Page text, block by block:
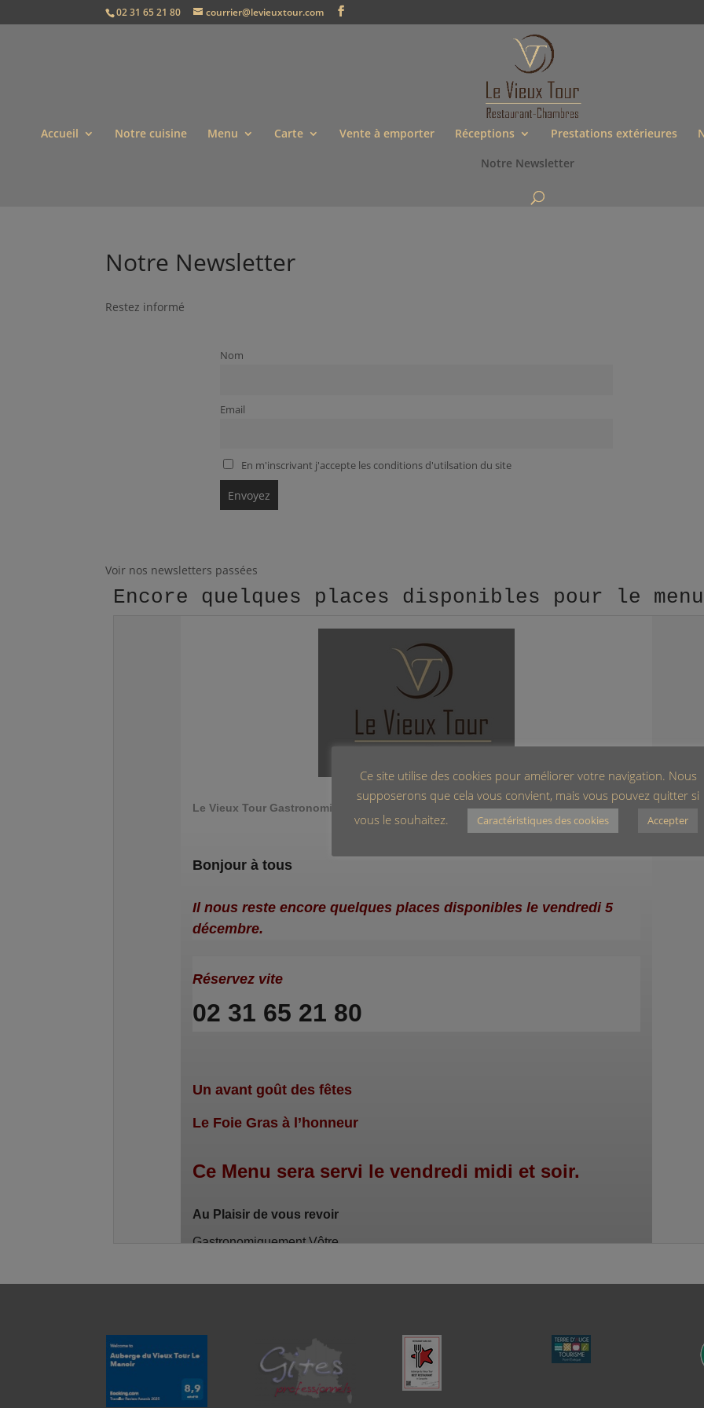
02 31 65 21 80 courrier@levieuxtour.com
Accueil Notre cuisine Menu Carte Vente à emporter Réceptions Prestations extérieures
Notre Newsletter
Notre Newsletter
Restez informé
Nom
Email
En m'inscrivant j'accepte les conditions d'utilsation du site
Voir nos newsletters passées
Encore quelques places disponibles pour le
Ce site utilise des cookies pour améliorer votre navigation. Nous
supposerons que cela vous convient, mais vous pouvez quitter si
vous le souhaitez.
Caractéristiques des cookies Accepter